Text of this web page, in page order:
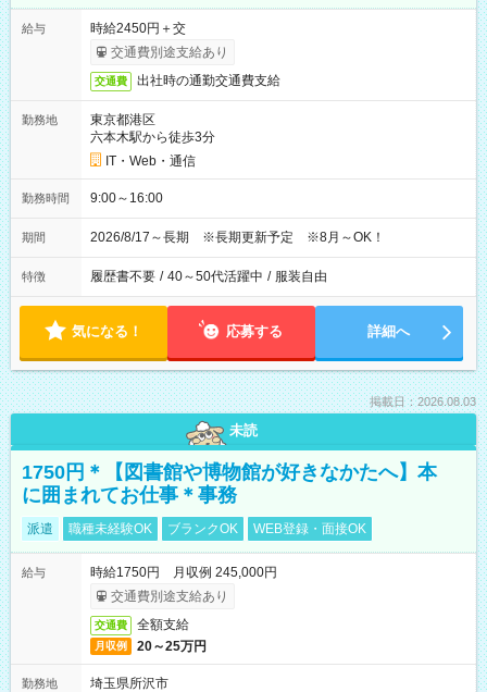
給与
時給2450円＋交
交通費別途支給あり
交通費 出社時の通勤交通費支給
勤務地
東京都港区
六本木駅から徒歩3分
IT・Web・通信
勤務時間 9:00～16:00
期間 2026/8/17～長期 ※長期更新予定 ※8月～OK！
特徴 履歴書不要 / 40～50代活躍中 / 服装自由
気になる！ 応募する 詳細へ
掲載日：2026.08.03
未読
1750円＊【図書館や博物館が好きなかたへ】本
に囲まれてお仕事＊事務
派遣 職種未経験OK ブランクOK WEB登録・面接OK
給与
時給1750円 月収例 245,000円
交通費別途支給あり
交通費 全額支給
月収例 20～25万円
勤務地
埼玉県所沢市